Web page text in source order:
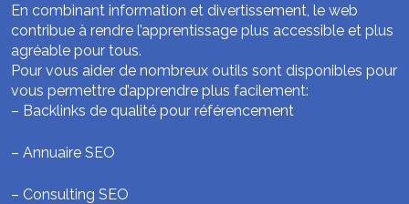
En combinant information et divertissement, le web
contribue à rendre l’apprentissage plus accessible et plus
agréable pour tous.
Pour vous aider de nombreux outils sont disponibles pour
vous permettre d’apprendre plus facilement:
– Backlinks de qualité pour référencement
– Annuaire SEO
– Consulting SEO